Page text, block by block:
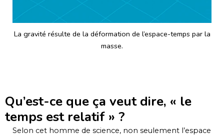
La gravité résulte de la déformation de l’espace-temps par la
masse.
Qu’est-ce que ça veut dire, « le
temps est relatif » ?
Selon cet homme de science, non seulement l’espace